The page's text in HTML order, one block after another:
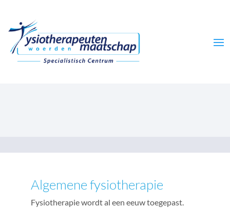
Algemene fysiotherapie
Fysiotherapie wordt al een eeuw toegepast.